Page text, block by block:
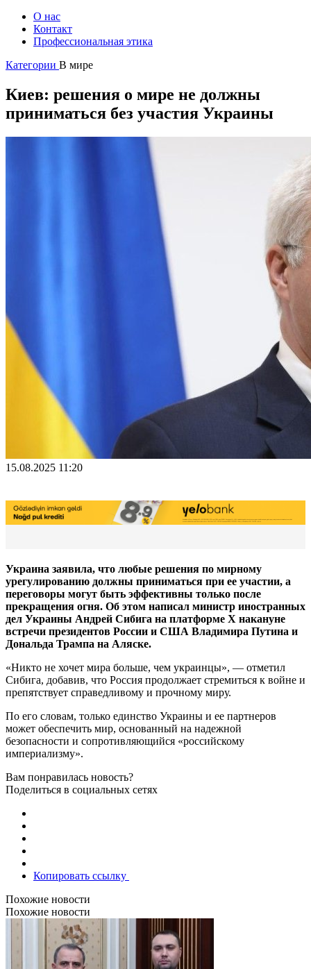
О нас
Контакт
Профессиональная этика
Категории В мире
Киев: решения о мире не должны
приниматься без участия Украины
15.08.2025 11:20
Украина заявила, что любые решения по мирному
урегулированию должны приниматься при ее участии, а
переговоры могут быть эффективны только после
прекращения огня. Об этом написал министр иностранных
дел Украины Андрей Сибига на платформе Х накануне
встречи президентов России и США Владимира Путина и
Дональда Трампа на Аляске.
«Никто не хочет мира больше, чем украинцы», — отметил
Сибига, добавив, что Россия продолжает стремиться к войне и
препятствует справедливому и прочному миру.
По его словам, только единство Украины и ее партнеров
может обеспечить мир, основанный на надежной
безопасности и сопротивляющийся «российскому
империализму».
Вам понравилась новость?
Поделиться в социальных сетях
Копировать ссылку
Похожие новости
Похожие новости